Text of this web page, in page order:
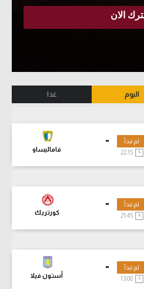
اليوم غدا
-
فاماليساو
لم تبدأ
22:15
-
كورتريك
لم تبدأ
21:45
-
أستون فيلا
لم تبدأ
13:00